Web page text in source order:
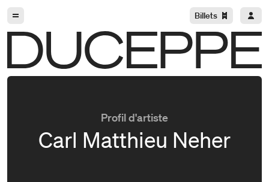
Billets
Profil d'artiste
Carl Matthieu Neher